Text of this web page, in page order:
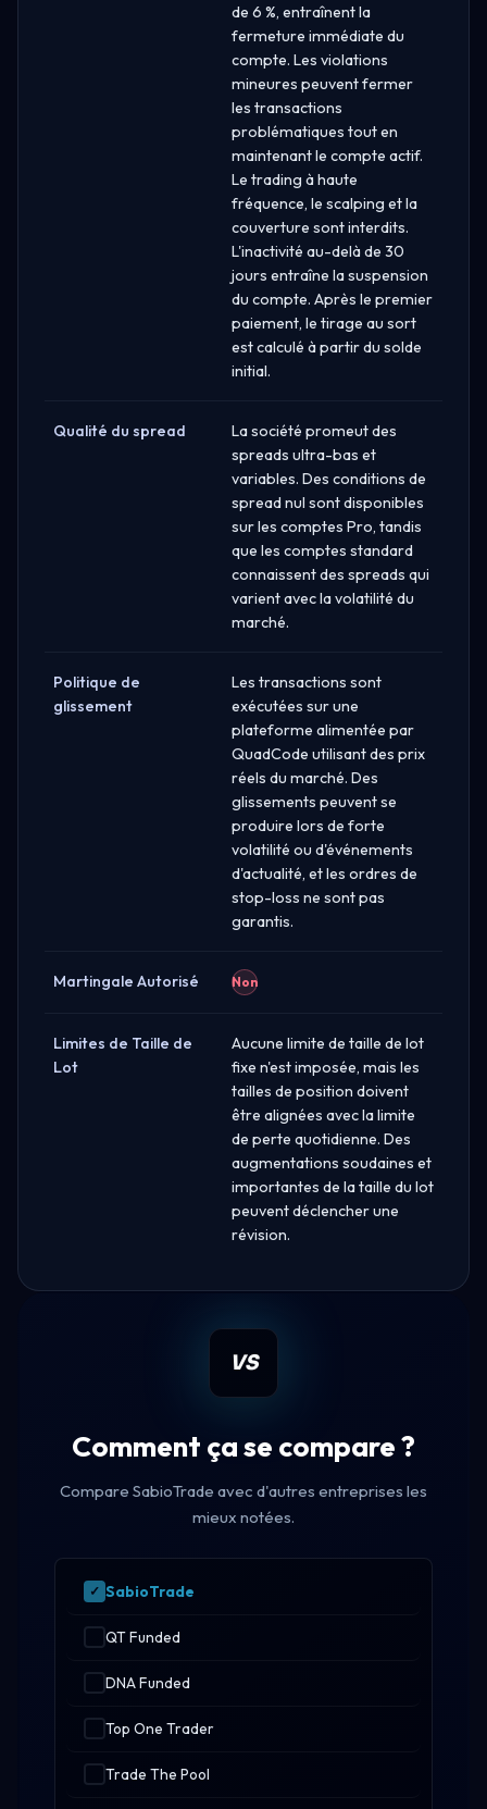
de 6 %, entraînent la
fermeture immédiate du
compte. Les violations
mineures peuvent fermer
les transactions
problématiques tout en
maintenant le compte actif.
Le trading à haute
fréquence, le scalping et la
couverture sont interdits.
L'inactivité au-delà de 30
jours entraîne la suspension
du compte. Après le premier
paiement, le tirage au sort
est calculé à partir du solde
initial.
Qualité du spread
La société promeut des
spreads ultra-bas et
variables. Des conditions de
spread nul sont disponibles
sur les comptes Pro, tandis
que les comptes standard
connaissent des spreads qui
varient avec la volatilité du
marché.
Politique de
glissement
Les transactions sont
exécutées sur une
plateforme alimentée par
QuadCode utilisant des prix
réels du marché. Des
glissements peuvent se
produire lors de forte
volatilité ou d'événements
d'actualité, et les ordres de
stop-loss ne sont pas
garantis.
Martingale Autorisé Non
Limites de Taille de
Lot
Aucune limite de taille de lot
fixe n'est imposée, mais les
tailles de position doivent
être alignées avec la limite
de perte quotidienne. Des
augmentations soudaines et
importantes de la taille du lot
peuvent déclencher une
révision.
VS
Comment ça se compare ?
Compare SabioTrade avec d'autres entreprises les
mieux notées.
SabioTrade
QT Funded
DNA Funded
Top One Trader
Trade The Pool